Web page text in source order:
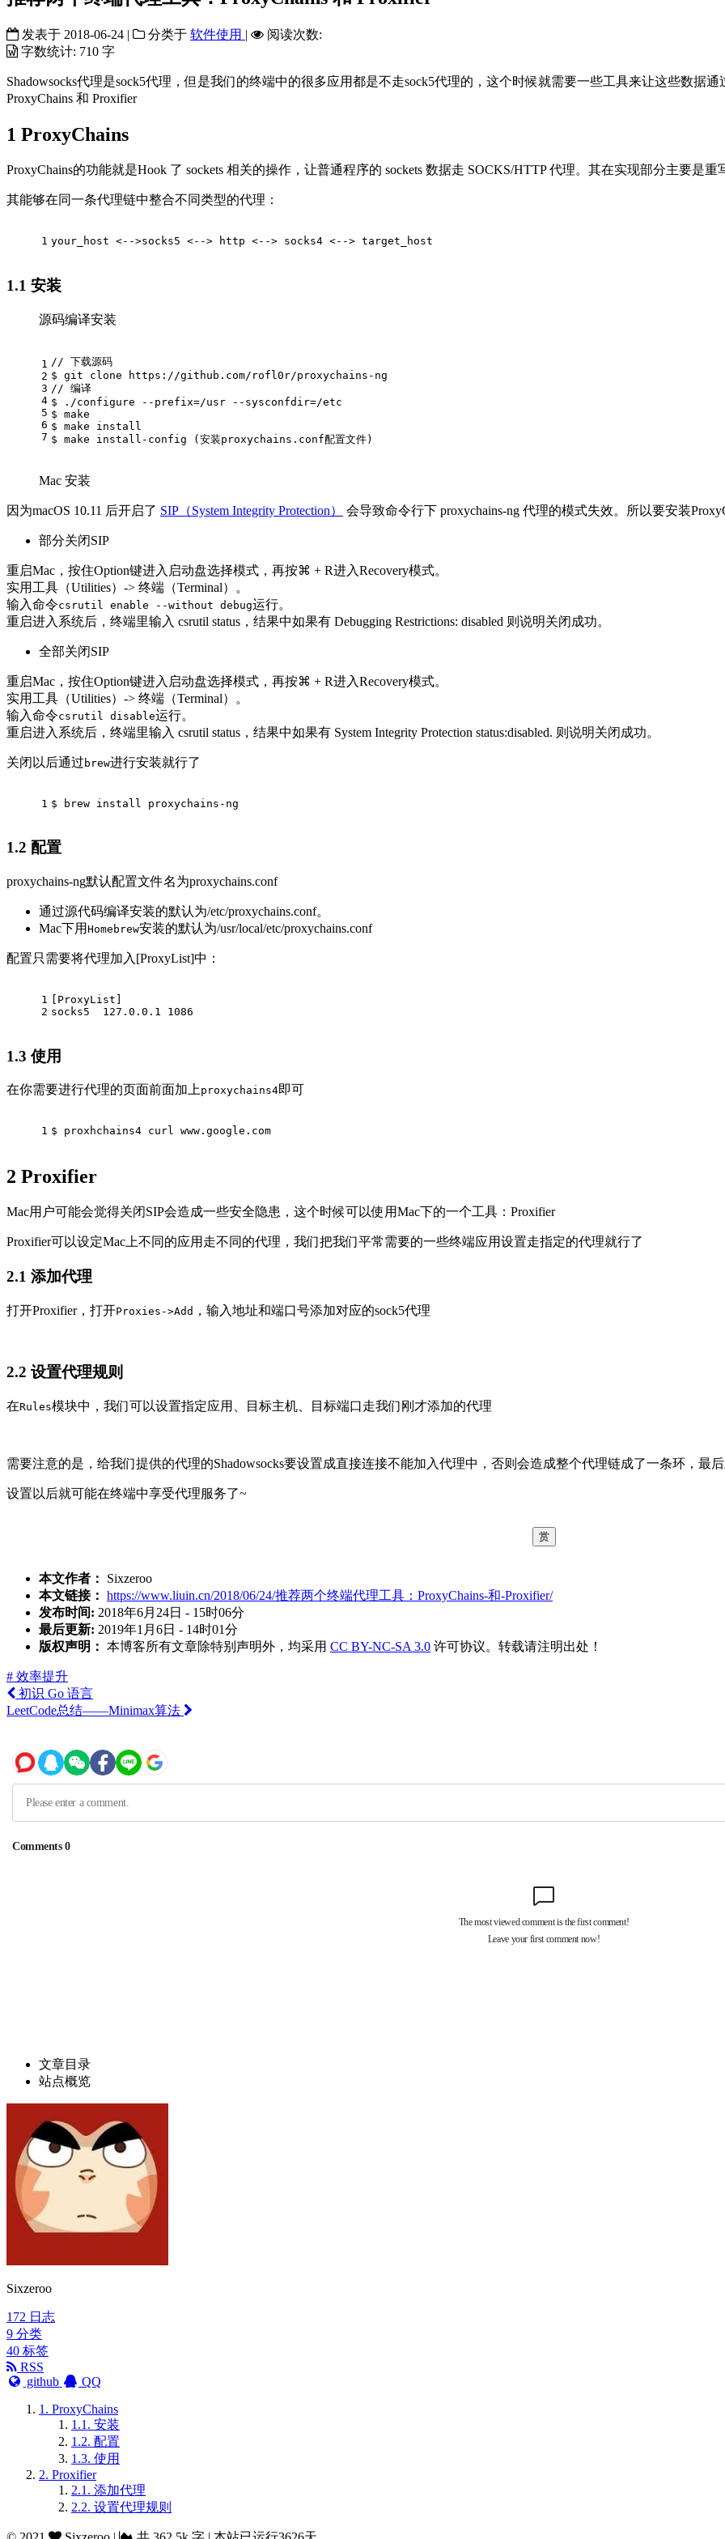
发表于 2018-06-24 | 分类于 软件使用 |
阅读次数:
字数统计: 710 字
Shadowsocks代理是sock5代理，但是我们的终端中的很多应用都是不走sock5代理的，这个时候就需要一些工具来让这些数据
ProxyChains 和 Proxifier
1 ProxyChains
ProxyChains的功能就是Hook 了 sockets 相关的操作，让普通程序的 sockets 数据走 SOCKS/HTTP 代理。其在实现部分主要是重
其能够在同一条代理链中整合不同类型的代理：
1 your_host <-->socks5 <--> http <--> socks4 <--> target_host
1.1 安装
源码编译安装
1
2
3
4
5
6
7
// 下载源码
$ git clone https://github.com/rofl0r/proxychains-ng
// 编译
$ ./configure --prefix=/usr --sysconfdir=/etc
$ make
$ make install
$ make install-config (安装proxychains.conf配置文件)
Mac 安装
因为macOS 10.11 后开启了 SIP（System Integrity Protection） 会导致命令行下 proxychains-ng 代理的模式失效。所以要安装
部分关闭SIP
重启Mac，按住Option键进入启动盘选择模式，再按⌘ + R进入Recovery模式。
实用工具（Utilities）-> 终端（Terminal）。
输入命令csrutil enable --without debug运行。
重启进入系统后，终端里输入 csrutil status，结果中如果有 Debugging Restrictions: disabled 则说明关闭成功。
全部关闭SIP
重启Mac，按住Option键进入启动盘选择模式，再按⌘ + R进入Recovery模式。
实用工具（Utilities）-> 终端（Terminal）。
输入命令csrutil disable运行。
重启进入系统后，终端里输入 csrutil status，结果中如果有 System Integrity Protection status:disabled. 则说明关闭成功。
关闭以后通过 brew进行安装就行了
1 $ brew install proxychains-ng
1.2 配置
proxychains-ng默认配置文件名为proxychains.conf
通过源代码编译安装的默认为/etc/proxychains.conf。
Mac下用 Homebrew安装的默认为/usr/local/etc/proxychains.conf
配置只需要将代理加入[ProxyList]中：
1
2
[ProxyList]
socks5  127.0.0.1 1086
1.3 使用
在你需要进行代理的页面前面加上 proxychains4即可
1 $ proxhchains4 curl www.google.com
2 Proxifier
Mac用户可能会觉得关闭SIP会造成一些安全隐患，这个时候可以使用Mac下的一个工具：Proxifier
Proxifier可以设定Mac上不同的应用走不同的代理，我们把我们平常需要的一些终端应用设置走指定的代理就行了
2.1 添加代理
打开Proxifier，打开Proxies->Add ，输入地址和端口号添加对应的sock5代理
2.2 设置代理规则
在Rules模块中，我们可以设置指定应用、目标主机、目标端口走我们刚才添加的代理
需要注意的是，给我们提供的代理的Shadowsocks要设置成直接连接不能加入代理中，否则会造成整个代理链成了一条环，最后
设置以后就可能在终端中享受代理服务了~
赏
本文作者：
Sixzeroo
本文链接： https://www.liuin.cn/2018/06/24/推荐两个终端代理工具：ProxyChains-和-Proxifier/
发布时间: 2018年6月24日 - 15时06分
最后更新: 2019年1月6日 - 14时01分
版权声明： 本博客所有文章除特别声明外，均采用 CC BY-NC-SA 3.0 许可协议。转载请注明出处！
# 效率提升
初识 Go 语言
LeetCode总结——Minimax算法
文章目录
站点概览
Sixzeroo
172 日志
9 分类
40 标签
RSS
github
QQ
1. ProxyChains
1.1. 安装
1.2. 配置
1.3. 使用
2. Proxifier
2.1. 添加代理
2.2. 设置代理规则